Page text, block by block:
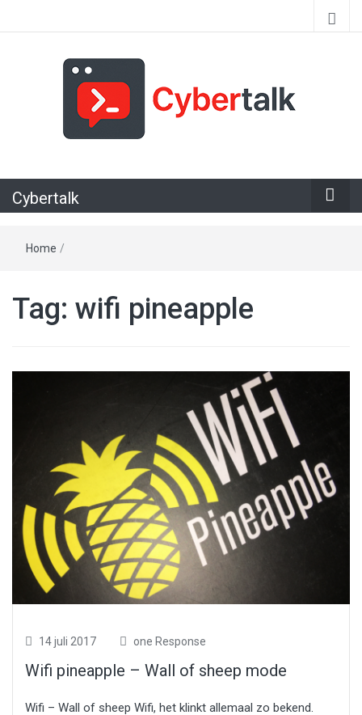
Cybertalk
Home /
Tag: wifi pineapple
14 juli 2017 one Response
Wifi pineapple – Wall of sheep mode
Wifi – Wall of sheep Wifi, het klinkt allemaal zo bekend.